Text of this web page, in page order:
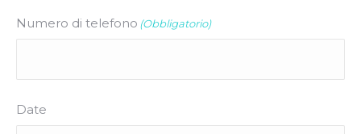
Numero di telefono (Obbligatorio)
Date